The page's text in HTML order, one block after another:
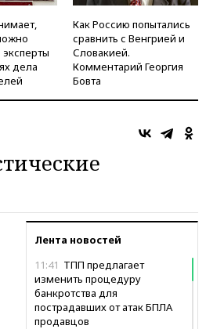
дела
Как Россию попытались
сравнить с Венгрией и
Словакией.
Комментарий Георгия
Бовта
Лента новостей
11:41 ТПП предлагает
изменить процедуру
банкротства для
пострадавших от атак БПЛА
продавцов